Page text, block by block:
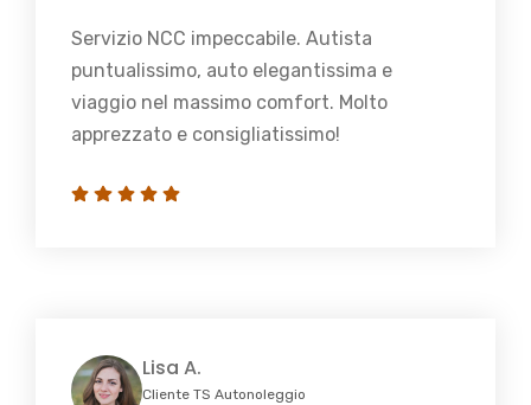
Servizio NCC impeccabile. Autista
puntualissimo, auto elegantissima e
viaggio nel massimo comfort. Molto
apprezzato e consigliatissimo!
Lisa A.
Cliente TS Autonoleggio